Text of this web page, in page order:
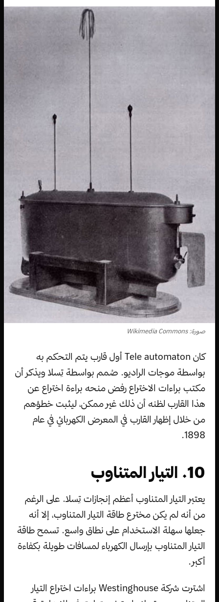
صورة: Wikimedia Commons
كان Tele automaton أول قارب يتم التحكم به
بواسطة موجات الراديو. صُمم بواسطة تِسلا ويذكر أن
مكتب براءات الاختراع رفض منحه براءة اختراع عن
هذا القارب لظنه أن ذلك غير ممكن، ليثبت خطؤهم
من خلال إظهار القارب في المعرض الكهربائي في عام
1898.
10. التيار المتناوب
يعتبر التيار المتناوب أعظم إنجازات تِسلا. على الرغم
من أنه لم يكن مخترع طاقة التيار المتناوب، إلا أنه
جعلها سهلة الاستخدام على نطاق واسع. تسمح طاقة
التيار المتناوب بإرسال الكهرباء لمسافات طويلة بكفاءة
أكبر.
اشترت شركة Westinghouse براءات اختراع التيار